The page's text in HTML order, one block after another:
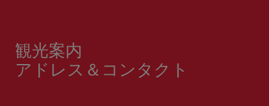
観光案内
アドレス＆コンタクト